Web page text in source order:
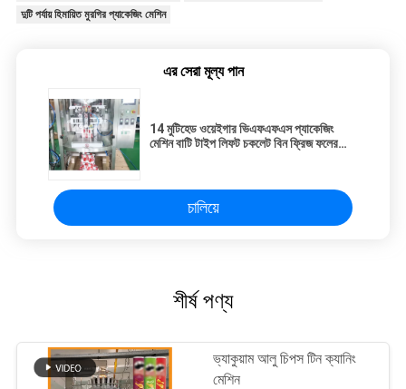
দুটি পর্যায় হিমায়িত মুরগির প্যাকেজিং মেশিন
এর সেরা মূল্য পান
14 মুটিহেড ওয়েইগার ভিএফএফএস প্যাকেজিং
মেশিন বাটি টাইপ লিফট চকলেট বিন ফ্রিজ ফলের
চালিয়ে
শীর্ষ পণ্য
ভ্যাকুয়াম আলু চিপস টিন ক্যানিং
মেশিন